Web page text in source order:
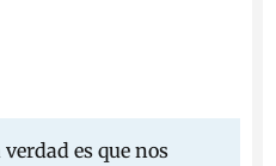
es que nos